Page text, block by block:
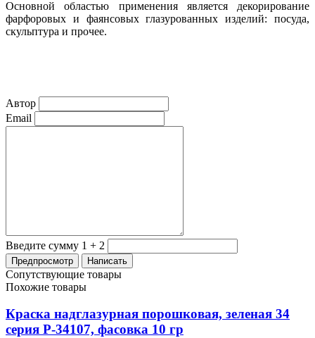
Основной областью применения является декорирование
фарфоровых и фаянсовых глазурованных изделий: посуда,
скульптура и прочее.
Автор
Email
Введите сумму 1 + 2
Сопутствующие товары
Похожие товары
Краска надглазурная порошковая, зеленая 34
серия P-34107, фасовка 10 гр